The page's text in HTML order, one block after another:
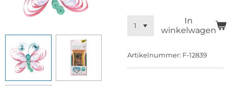
In
winkelwagen
Artikelnummer: F-12839